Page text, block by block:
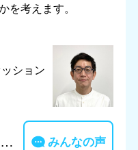
を考えます。
ション
… みんなの声